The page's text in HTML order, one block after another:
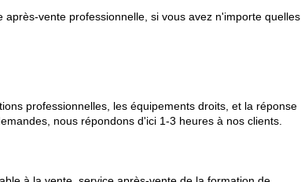
vente professionnelle, si vous avez n'importe quelles
professionnelles, les équipements droits, et la réponse
nous répondons d'ici 1-3 heures à nos clients.